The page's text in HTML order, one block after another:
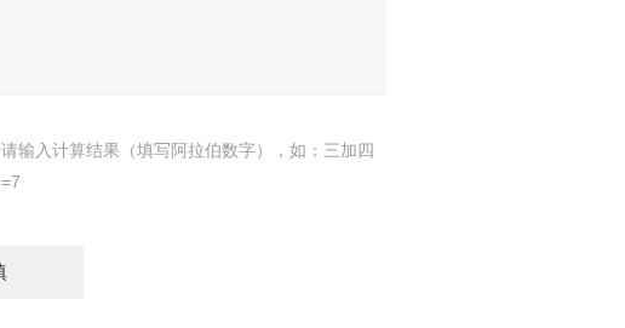
请输入计算结果（填写阿拉伯数字），如：三加四
=7